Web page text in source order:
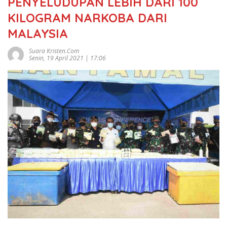
KILOGRAM NARKOBA DARI
MALAYSIA
Suara Kristen.com
Senin, 19 April 2021 | 17:06